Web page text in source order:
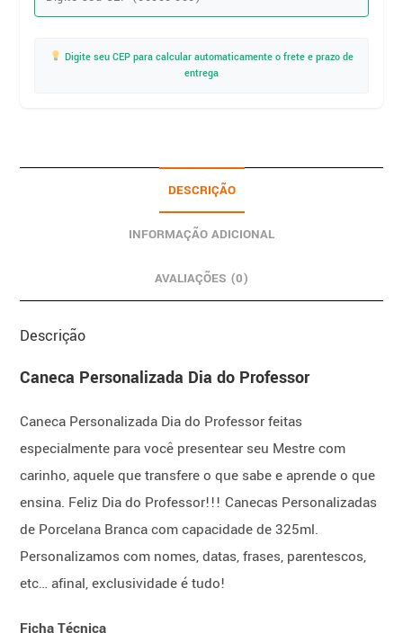
Digite seu CEP para calcular automaticamente o frete e prazo de
entrega
DESCRIÇÃO
INFORMAÇÃO ADICIONAL
AVALIAÇÕES (0)
Descrição
Caneca Personalizada Dia do Professor
Caneca Personalizada Dia do Professor feitas
especialmente para você presentear seu Mestre com
carinho, aquele que transfere o que sabe e aprende o que
ensina. Feliz Dia do Professor!!! Canecas Personalizadas
de Porcelana Branca com capacidade de 325ml.
Personalizamos com nomes, datas, frases, parentescos,
etc… afinal, exclusividade é tudo!
Ficha Técnica